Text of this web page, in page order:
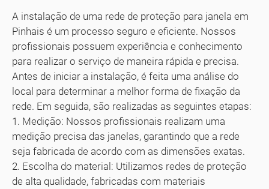
A instalação de uma rede de proteção para janela em
Pinhais é um processo seguro e eficiente. Nossos
profissionais possuem experiência e conhecimento
para realizar o serviço de maneira rápida e precisa.
Antes de iniciar a instalação, é feita uma análise do
local para determinar a melhor forma de fixação da
rede. Em seguida, são realizadas as seguintes etapas:
1. Medição: Nossos profissionais realizam uma
medição precisa das janelas, garantindo que a rede
seja fabricada de acordo com as dimensões exatas.
2. Escolha do material: Utilizamos redes de proteção
de alta qualidade, fabricadas com materiais